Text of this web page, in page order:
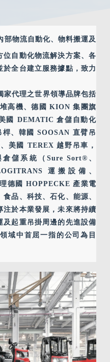
部物流自動化、物料搬運及
位自動化物流解決方案、各
全台建立服務據點，致力
家代理之世界領導品牌包括
高機、德國 KION 集團旗
國 DEMATIC 倉儲自動化
、韓國 SOOSAN 直臂吊
美國 TEREX 越野吊車，
儲系統（Sure Sort®、
運搬設備、
德國 HOPPECKE 產業電
品、科技、石化、能源、
注於本業發展，未來將持續
及起重吊掛周邊的先進設備
域中首屈一指的公司為目